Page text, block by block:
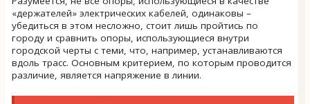
«держателей» электрических кабелей, одинаковы –
убедиться в этом несложно, стоит лишь пройтись по
городу и сравнить опоры, использующиеся внутри
городской черты с теми, что, например, устанавливаются
вдоль трасс. Основным критерием, по которым проводится
различие, является напряжение в линии.